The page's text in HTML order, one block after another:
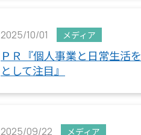
2025/10/01 メディア
ＰＲ『個人事業と日常生活
として注目』
2025/09/22 メディア